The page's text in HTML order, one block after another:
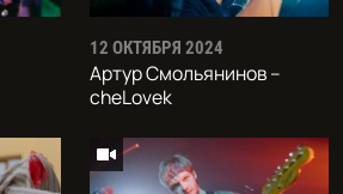
12 ОКТЯБРЯ 2024
Артур Смольянинов –
cheLovek